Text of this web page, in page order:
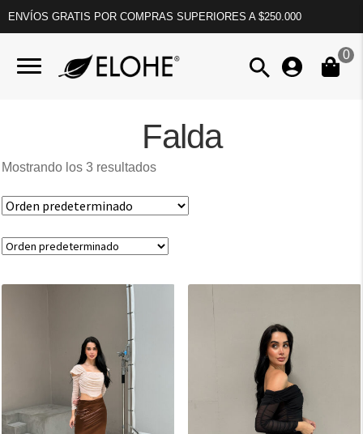
ENVÍOS GRATIS POR COMPRAS SUPERIORES A $250.000
0
Falda
Mostrando los 3 resultados